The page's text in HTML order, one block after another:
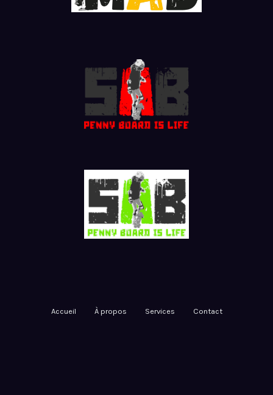
Accueil À propos Services Contact